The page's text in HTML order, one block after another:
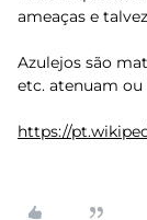
ameaças e
Azulejos são
etc. atenuam
https://